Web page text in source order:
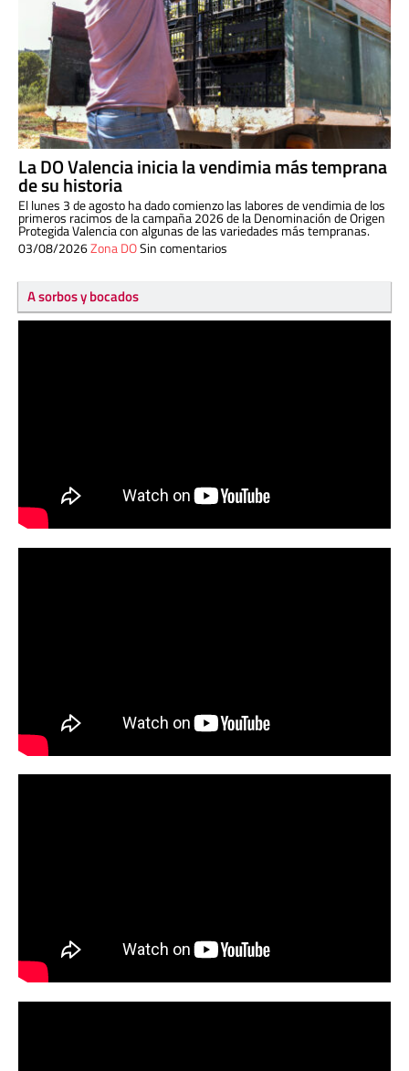
La DO Valencia inicia la vendimia más temprana
de su historia
El lunes 3 de agosto ha dado comienzo las labores de vendimia de los
primeros racimos de la campaña 2026 de la Denominación de Origen
Protegida Valencia con algunas de las variedades más tempranas.
03/08/2026Zona DOSin comentarios
A sorbos y bocados